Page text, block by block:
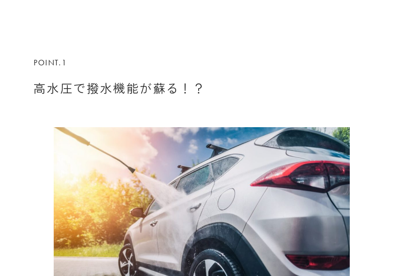
POINT.1
高水圧で撥水機能が蘇る！？